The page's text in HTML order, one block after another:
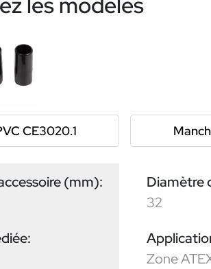
CE3020.1
(mm):
Diamètre
32
Zone